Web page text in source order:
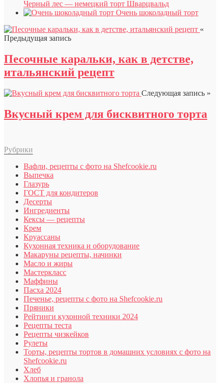
Черный лес — немецкий торт Шварцвальд
Очень шоколадный торт
«
Предыдущая запись
Песочные каральки, как в детстве,
итальянский рецепт
Следующая запись »
Вкусный крем для бисквитного торта
Рубрики
Вафли, рецепты с фото на Shefcookie.ru
Выпечка
Глазурь
ГОСТ для кондитеров
Десерты
Ингредиенты
Кексы — рецепты
Крем
Круассаны
Кухонная техника и оборудование
Макаруны рецепты, начинки
Масло и жиры
Мастеркласс
Маффины
Пасха 2024
Печенье, рецепты с фото на Shefcookie.ru
Пряники
Рейтинги кухонной техники 2024
Рецепты теста
Рецепты чизкейков
Рулеты
Торты, рецепты тортов в домашних условиях с фото на
Shefcookie.ru
Хлеб
Хлопья и гранола